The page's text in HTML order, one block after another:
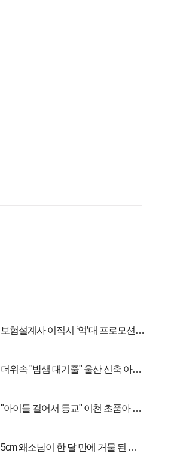
보험설계사 이직시 ‘억’대 프로모션!
더위속 "밤샘 대기줄" 울산 신축 아파
"아이들 걸어서 등교" 이천 초품아 신
5cm 왜소남이 한 달 만에 거물 된 사